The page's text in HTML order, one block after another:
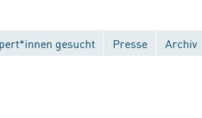
gesucht Presse Archiv